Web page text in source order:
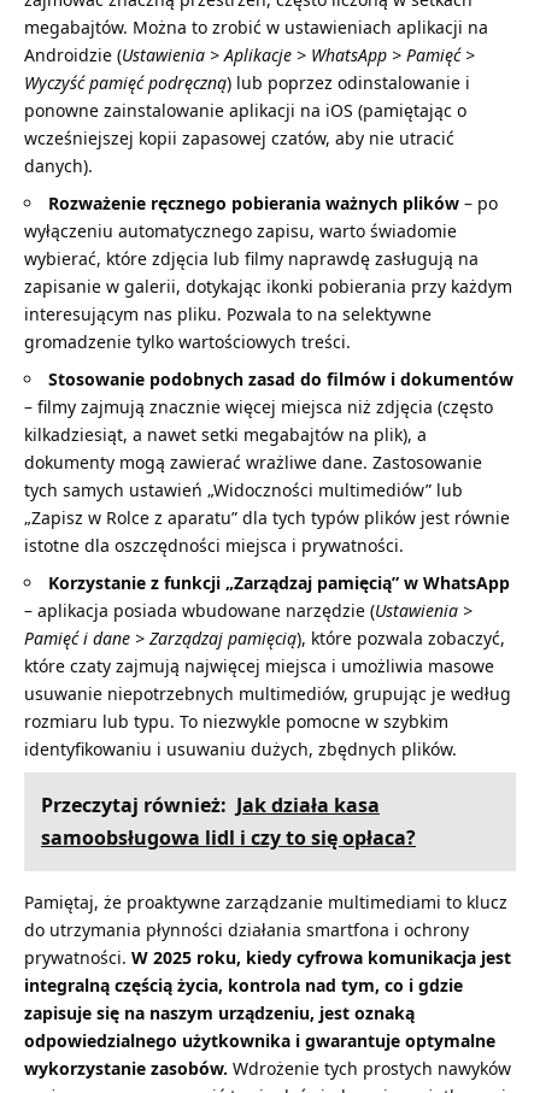
megabajtów. Można to zrobić w ustawieniach aplikacji na
Androidzie (Ustawienia > Aplikacje > WhatsApp > Pamięć >
Wyczyść pamięć podręczną) lub poprzez odinstalowanie i
ponowne zainstalowanie aplikacji na iOS (pamiętając o
wcześniejszej kopii zapasowej czatów, aby nie utracić
danych).
Rozważenie ręcznego pobierania ważnych plików – po
wyłączeniu automatycznego zapisu, warto świadomie
wybierać, które zdjęcia lub filmy naprawdę zasługują na
zapisanie w galerii, dotykając ikonki pobierania przy każdym
interesującym nas pliku. Pozwala to na selektywne
gromadzenie tylko wartościowych treści.
Stosowanie podobnych zasad do filmów i dokumentów
– filmy zajmują znacznie więcej miejsca niż zdjęcia (często
kilkadziesiąt, a nawet setki megabajtów na plik), a
dokumenty mogą zawierać wrażliwe dane. Zastosowanie
tych samych ustawień „Widoczności multimediów” lub
„Zapisz w Rolce z aparatu” dla tych typów plików jest równie
istotne dla oszczędności miejsca i prywatności.
Korzystanie z funkcji „Zarządzaj pamięcią” w WhatsApp
– aplikacja posiada wbudowane narzędzie (Ustawienia >
Pamięć i dane > Zarządzaj pamięcią), które pozwala zobaczyć,
które czaty zajmują najwięcej miejsca i umożliwia masowe
usuwanie niepotrzebnych multimediów, grupując je według
rozmiaru lub typu. To niezwykle pomocne w szybkim
identyfikowaniu i usuwaniu dużych, zbędnych plików.
Przeczytaj również: Jak działa kasa
samoobsługowa lidl i czy to się opłaca?
Pamiętaj, że proaktywne zarządzanie multimediami to klucz
do utrzymania płynności działania smartfona i ochrony
prywatności. W 2025 roku, kiedy cyfrowa komunikacja jest
integralną częścią życia, kontrola nad tym, co i gdzie
zapisuje się na naszym urządzeniu, jest oznaką
odpowiedzialnego użytkownika i gwarantuje optymalne
wykorzystanie zasobów. Wdrożenie tych prostych nawyków